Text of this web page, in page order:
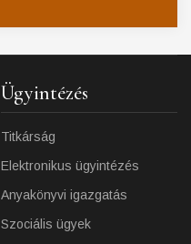
Ügyintézés
Titkárság
Elektronikus ügyintézés
Anyakönyvi igazgatás
Szociális ügyek